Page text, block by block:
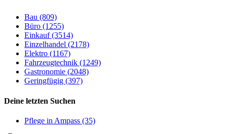
Bau (809)
Büro (1255)
Einkauf (3514)
Einzelhandel (2178)
Elektro (1167)
Fahrzeugtechnik (1249)
Gastronomie (2048)
Geringfügig (397)
Deine letzten Suchen
Pflege in Ampass (35)